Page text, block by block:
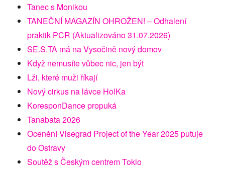
Tanec s Monikou
TANEČNÍ MAGAZÍN OHROŽEN! – Odhalení
praktik PCR (Aktualizováno 31.07.2026)
SE.S.TA má na Vysočině nový domov
Když nemusíte vůbec nic, jen být
Lži, které muži říkají
Nový cirkus na lávce HolKa
KoresponDance propuká
Tanabata 2026
Ocenění Visegrad Project of the Year 2025 putuje
do Ostravy
Soutěž s Českým centrem Tokio